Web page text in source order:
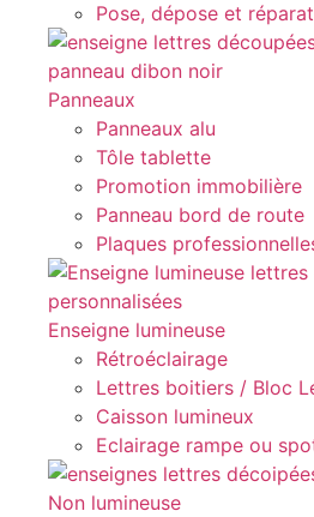
Pose, dépose et
Panneaux
Panneaux alu
Tôle tablette
Promotion immobilière
Panneau bord de route
Plaques
Enseigne lumineuse
Rétroéclairage
Lettres boitiers / Bloc
Caisson lumineux
Eclairage rampe ou
Non lumineuse